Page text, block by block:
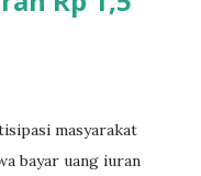
masyarakat
bayar uang iuran